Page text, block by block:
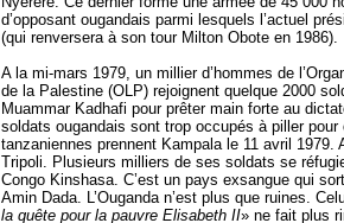
d’opposant ougandais parmi lesquels l’actuel
(qui renversera à son tour Milton Obote en 1986).
A la mi-mars 1979, un millier d’hommes de
de la Palestine (OLP) rejoignent quelque 2000
Muammar Kadhafi pour prêter main forte au
soldats ougandais sont trop occupés à piller
tanzaniennes prennent Kampala le 11 avril 1979.
Tripoli. Plusieurs milliers de ses soldats se
Congo Kinshasa. C’est un pays exsangue qui
Amin Dada. L’Ouganda n’est plus que ruines.
la quête pour la pauvre Elisabeth II» ne fait plus